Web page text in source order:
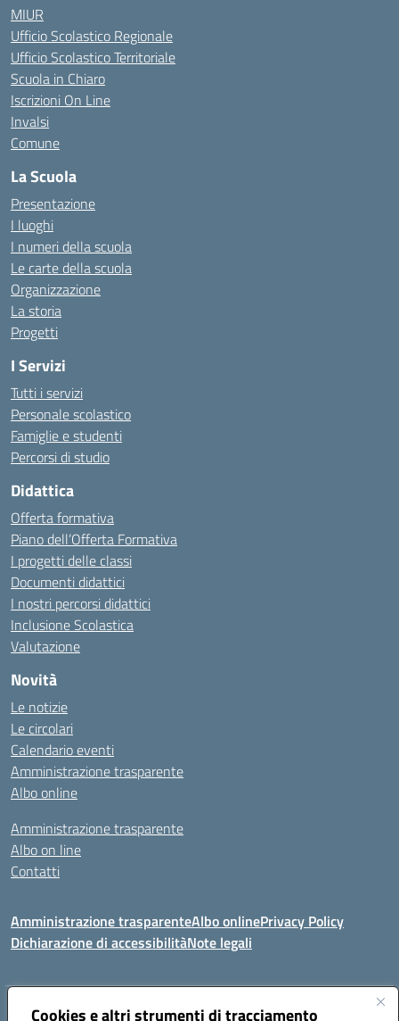
Cookies e altri strumenti di tracciamento
MIUR
Ufficio Scolastico Regionale
Ufficio Scolastico Territoriale
Scuola in Chiaro
Iscrizioni On Line
Invalsi
Comune
La Scuola
Presentazione
I luoghi
I numeri della scuola
Le carte della scuola
Organizzazione
La storia
Progetti
I Servizi
Tutti i servizi
Personale scolastico
Famiglie e studenti
Percorsi di studio
Didattica
Offerta formativa
Piano dell’Offerta Formativa
I progetti delle classi
Documenti didattici
I nostri percorsi didattici
Inclusione Scolastica
Valutazione
Novità
Le notizie
Le circolari
Calendario eventi
Amministrazione trasparente
Albo online
Amministrazione trasparente
Albo on line
Contatti
Amministrazione trasparenteAlbo onlinePrivacy Policy
Dichiarazione di accessibilitàNote legali
Indirizzo:Via Tirso, 07011 Bono (SS)